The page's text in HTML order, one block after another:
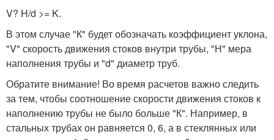
V? H/d >= K.
В этом случае "К" будет обозначать коэффициент уклона,
"V" скорость движения стоков внутри трубы, "Н" мера
наполнения трубы и "d" диаметр труб.
Обратите внимание! Во время расчетов важно следить
за тем, чтобы соотношение скорости движения стоков к
наполнению трубы не было больше "К". Например, в
стальных трубах он равняется 0, 6, а в стеклянных или